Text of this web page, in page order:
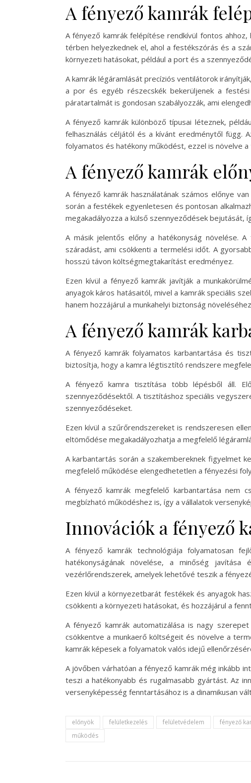
A fényező kamrák
A fényező kamrák felépítése rendkívül fontos
térben helyezkednek el, ahol a festékszórás és a
környezeti hatásokat, például a port és a
A kamrák légáramlását precíziós ventilátorok
a por és egyéb részecskék bekerüljenek a
páratartalmát is gondosan szabályozzák, ami
A fényező kamrák különböző típusai léteznek,
felhasználás céljától és a kívánt eredménytől függ.
folyamatos és hatékony működést, ezzel is növelve
A fényező kamrák
A fényező kamrák használatának számos előnye
során a festékek egyenletesen és pontosan
megakadályozza a külső szennyeződések
A másik jelentős előny a hatékonyság növelése.
száradást, ami csökkenti a termelési időt. A
hosszú távon költségmegtakarítást eredményez.
Ezen kívül a fényező kamrák javítják a
anyagok káros hatásaitól, mivel a kamrák speciális
hanem hozzájárul a munkahelyi biztonság
A fényező kamrák
A fényező kamrák folyamatos karbantartása és
biztosítja, hogy a kamra légtisztító rendszere
A fényező kamra tisztítása több lépésből áll.
szennyeződésektől. A tisztításhoz speciális
szennyeződéseket.
Ezen kívül a szűrőrendszereket is rendszeresen
eltömődése megakadályozhatja a megfelelő
A karbantartás során a szakembereknek figyelmet
megfelelő működése elengedhetetlen a fényezési
A fényező kamrák megfelelő karbantartása nem
megbízható működéshez is, így a vállalatok
Innovációk a fényező
A fényező kamrák technológiája folyamatosan
hatékonyságának növelése, a minőség
vezérlőrendszerek, amelyek lehetővé teszik a
Ezen kívül a környezetbarát festékek és anyagok
csökkenti a környezeti hatásokat, és hozzájárul a
A fényező kamrák automatizálása is nagy
csökkentve a munkaerő költségeit és növelve a
kamrák képesek a folyamatok valós idejű
A jövőben várhatóan a fényező kamrák még inkább
teszi a hatékonyabb és rugalmasabb gyártást. Az
versenyképesség fenntartásához is a dinamikusan
előnyök felületkezelés felületvédelem fényező
működés